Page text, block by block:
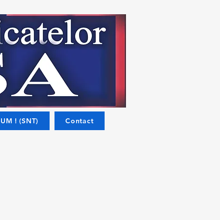
! (SNT) Contact